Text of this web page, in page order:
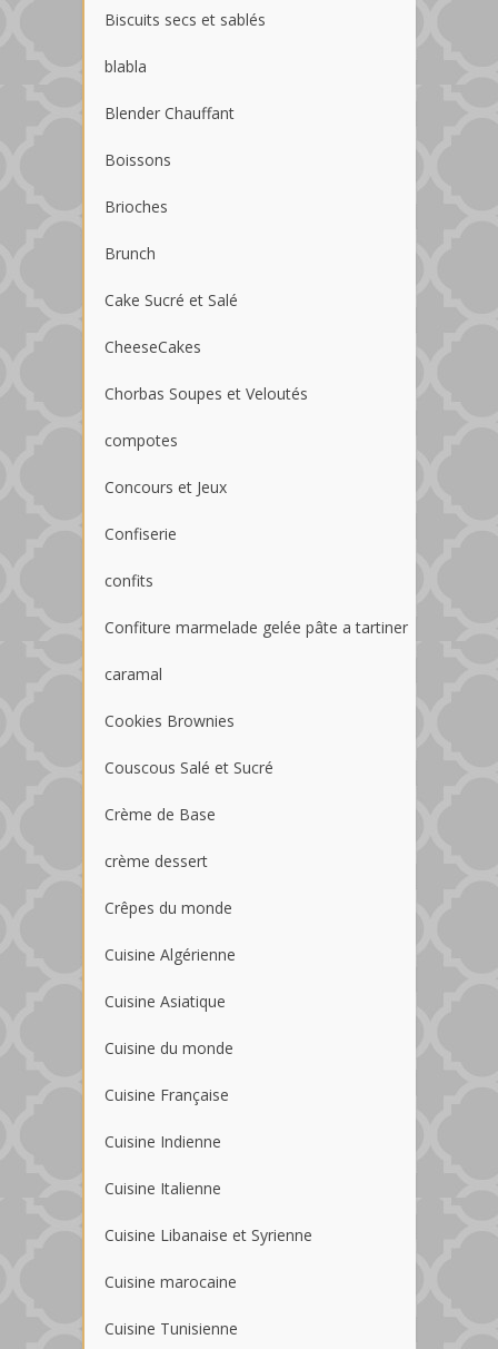
Biscuits secs et sablés
blabla
Blender Chauffant
Boissons
Brioches
Brunch
Cake Sucré et Salé
CheeseCakes
Chorbas Soupes et Veloutés
compotes
Concours et Jeux
Confiserie
confits
Confiture marmelade gelée pâte a tartiner
caramal
Cookies Brownies
Couscous Salé et Sucré
Crème de Base
crème dessert
Crêpes du monde
Cuisine Algérienne
Cuisine Asiatique
Cuisine du monde
Cuisine Française
Cuisine Indienne
Cuisine Italienne
Cuisine Libanaise et Syrienne
Cuisine marocaine
Cuisine Tunisienne